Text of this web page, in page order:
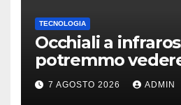
TECNOLOGIA
Occhiali a
potremmo
oggi è invisibile
7 AGOSTO 2026 ADMIN